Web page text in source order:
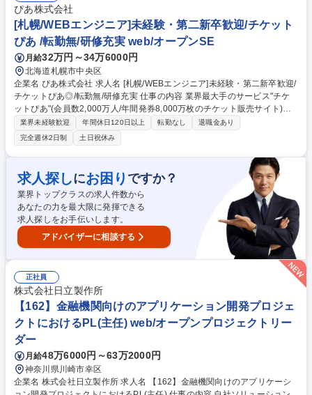
内システム：生産管理・販売・物流等の基幹業務システムの新規システム
企画導入・既存システム維持/保守/管理 募集職種 【大阪】社内SE(情報セ
キュリティ＆ITインフラ担当)年間休日122日/フレックス制
ぴあ株式会社
[札幌/WEBエンジニア]未経験・第二新卒歓迎/チケット
ぴあ /転勤無/研修充実 web/オープンSE
月給32万円～34万6000円
北海道札幌市中央区
企業名 ぴあ株式会社 求人名 [札幌/WEBエンジニア]未経験・第二新卒歓迎/
チケットぴあ◎/転勤無/研修充実 仕事の内容 業界最大手のサービス"チケ
ットぴあ"(会員数2,000万人/年間発券8,000万枚のチケット販売サイト)を
中心としたWEBサイト・サービスのシステム開発・運用業務をお任せしま
す。特設サイトURL:https://tech-lab.pia.jp/ 日本のエンタメ業界を支える
チケット販売サイト「チケットぴあ」および関連サービスの開発・運用に
携わります。【具体的な業務内容】■新規システムの企画・設計・開発(サ
ービスの要件設計、アーキテクチャ設計、実装、テスト、リリースなど) ■
サービスを育てる保守運用業務(データ抽出や分析、トラブル対応、パフ
ォーマンスチューニングなど) 募集職種 [札幌/WEBエンジニア]未経験・第
二新卒歓迎/チケットぴあ◎/転勤無/研修充実
業界未経験歓迎 年間休日120日以上 転勤なし
退職金あり
完全週休2日制
土日祝休み
求人探しにお困り ですか？
業界トップクラスの求人件数から
あなたの力を最大限に発揮できる
求人探しをお手伝いします。
アドバイザーに相談する
正社員
株式会社日立製作所
【162】金融機関向けのアプリケーション開発プロジェ
クトにおけるPL(主任) web/オープンプロジェクトリー
ダー
月給48万6000円～63万2000円
神奈川県川崎市幸区
企業名 株式会社日立製作所 求人名 【162】金融機関向けのアプリケーシ